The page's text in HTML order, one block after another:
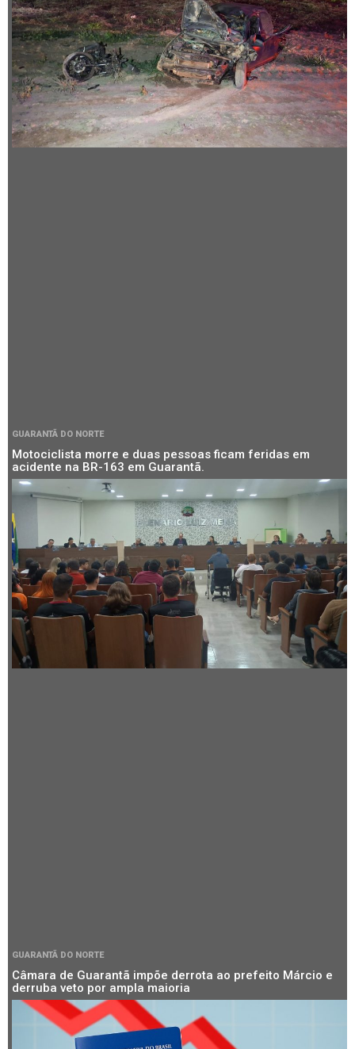
GUARANTÃ DO NORTE
Motociclista morre e duas pessoas ficam feridas em
acidente na BR-163 em Guarantã.
GUARANTÃ DO NORTE
Câmara de Guarantã impõe derrota ao prefeito Márcio e
derruba veto por ampla maioria